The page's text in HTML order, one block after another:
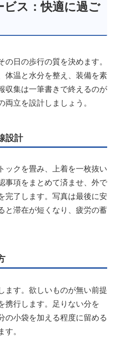
ビス：快適に過ご
の日の歩行の質を決めます。
体温と水分を整え、装備を素
収集は一筆書きで終えるのが
両立を設計しましょう。
設計
ックを畳み、上着を一枚抜い
事項をまとめて済ませ、外で
完了します。写真は最後に安
と滞在が短くなり、疲労の蓄
ます。欲しいものが無い前提
携行します。足りない分を
の小袋を加える程度に留める
す。